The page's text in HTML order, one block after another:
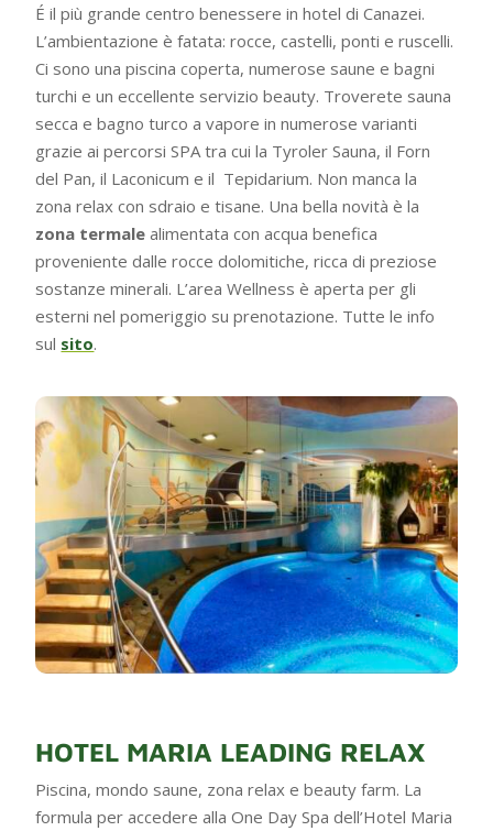
É il più grande centro benessere in hotel di Canazei.
L’ambientazione è fatata: rocce, castelli, ponti e ruscelli.
Ci sono una piscina coperta, numerose saune e bagni
turchi e un eccellente servizio beauty. Troverete sauna
secca e bagno turco a vapore in numerose varianti
grazie ai percorsi SPA tra cui la Tyroler Sauna, il Forn
del Pan, il Laconicum e il Tepidarium. Non manca la
zona relax con sdraio e tisane. Una bella novità è la
zona termalealimentata con acqua benefica
proveniente dalle rocce dolomitiche, ricca di preziose
sostanze minerali. L’area Wellness è aperta per gli
esterni nel pomeriggio su prenotazione. Tutte le info
sul sito.
HOTEL MARIA LEADING RELAX
Piscina, mondo saune, zona relax e beauty farm. La
formula per accedere alla One Day Spa dell’Hotel Maria